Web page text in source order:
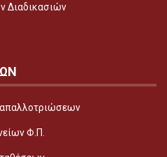
Διαδικασιών
Φ.Π.